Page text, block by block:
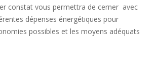
constat vous permettra de cerner avec
dépenses énergétiques pour
possibles et les moyens adéquats